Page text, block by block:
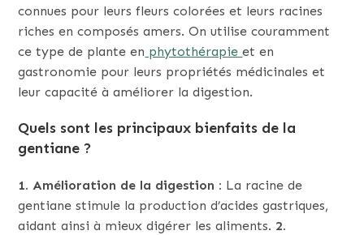
connues pour leurs fleurs colorées et leurs racines
riches en composés amers. On utilise couramment
ce type de plante en phytothérapieet en
gastronomie pour leurs propriétés médicinales et
leur capacité à améliorer la digestion.
Quels sont les principaux bienfaits de la
gentiane ?
1. Amélioration de la digestion : La racine de
gentiane stimule la production d’acides gastriques,
aidant ainsi à mieux digérer les aliments. 2.